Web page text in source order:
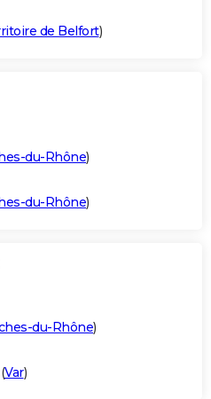
de Belfort)
du-Rhône)
du-Rhône)
du-Rhône)
(Var)